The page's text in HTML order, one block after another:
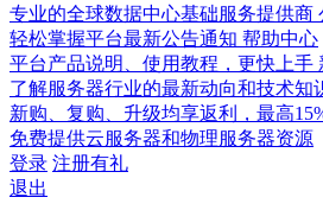
专业的全球数据中心基础服务提供商
轻松掌握平台最新公告通知 帮助中心
平台产品说明、使用教程，更快上手
了解服务器行业的最新动向和技术知
新购、复购、升级均享返利，最高
免费提供云服务器和物理服务器资源
登录 注册有礼
退出